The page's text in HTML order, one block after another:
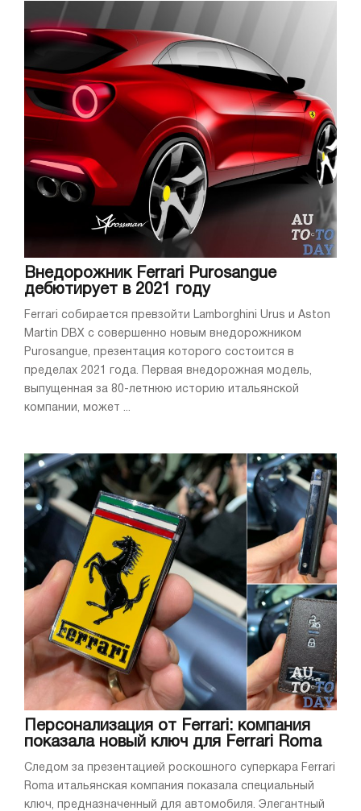
Внедорожник Ferrari Purosangue
дебютирует в 2021 году
Ferrari собирается превзойти Lamborghini Urus и Aston
Martin DBX с совершенно новым внедорожником
Purosangue, презентация которого состоится в
пределах 2021 года. Первая внедорожная модель,
выпущенная за 80-летнюю историю итальянской
компании, может ...
Персонализация от Ferrari: компания
показала новый ключ для Ferrari Roma
Следом за презентацией роскошного суперкара Ferrari
Roma итальянская компания показала специальный
ключ, предназначенный для автомобиля. Элегантный